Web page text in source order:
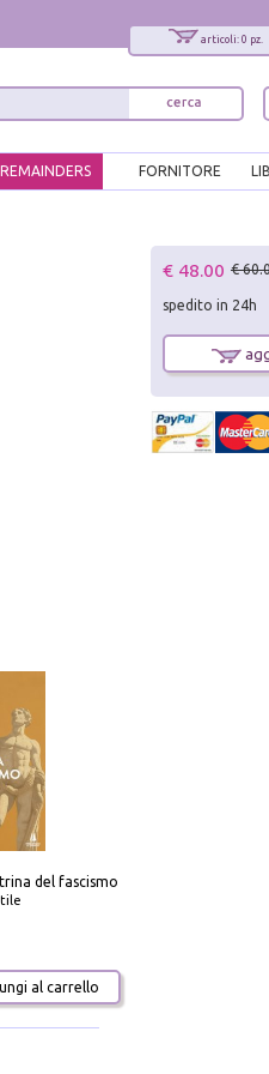
articoli: 0 pz.
FORNITORE
REMAINDERS
del fascismo
al carrello
€ 48.00 €
spedito in 24h
Interessato ai nostri libri?
Sarai informato delle nostre
comunque cancellarti quando
modulo di iscrizione